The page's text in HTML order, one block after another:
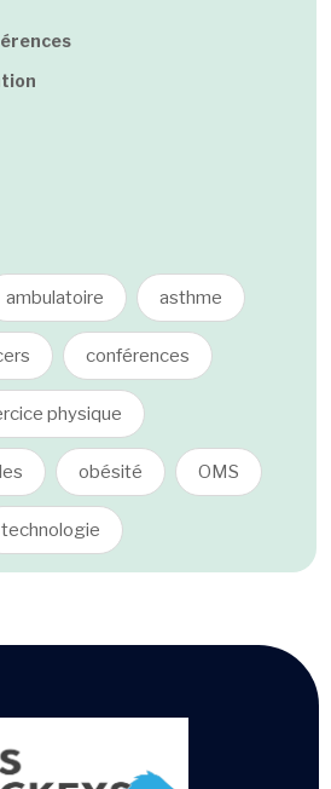
ambulatoire asthme
conférences
physique
obésité OMS
technologie